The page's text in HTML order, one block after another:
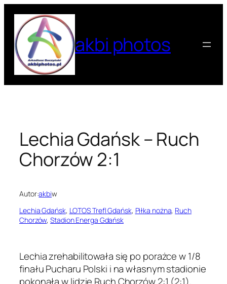
treści
akbi photos
Lechia Gdańsk – Ruch
Chorzów 2:1
Autor:akbiw
Lechia Gdańsk, LOTOS Trefl Gdańsk, Piłka nożna, Ruch
Chorzów, Stadion Energa Gdańsk
Lechia zrehabilitowała się po porażce w 1/8
finału Pucharu Polski i na własnym stadionie